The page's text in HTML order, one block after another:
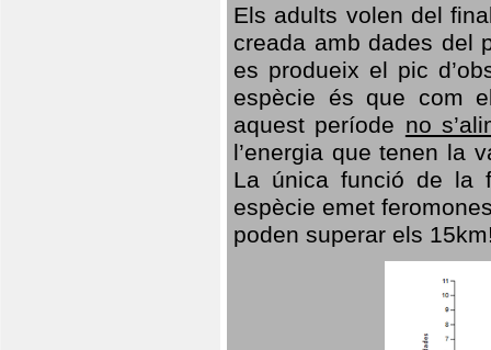
Els adults volen del
creada amb dades del
es produeix el pic
espècie és que com
aquest període no
l’energia que tenen la
La única funció de la
espècie emet
poden superar els